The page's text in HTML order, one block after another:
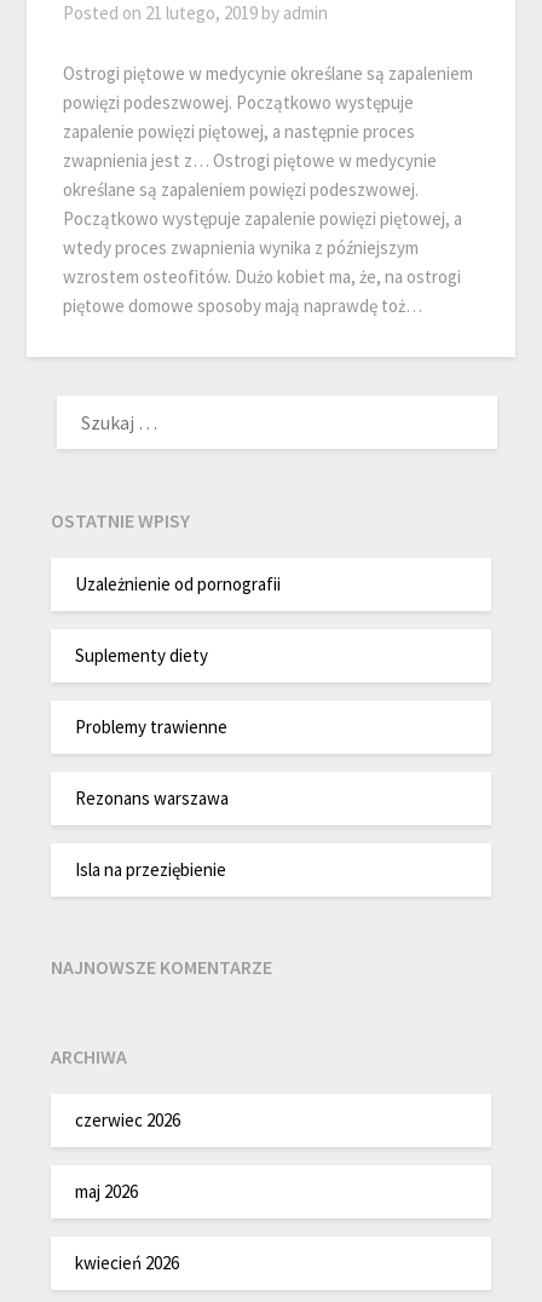
Posted on 21 lutego, 2019 by admin
Ostrogi piętowe w medycynie określane są zapaleniem
powięzi podeszwowej. Początkowo występuje
zapalenie powięzi piętowej, a następnie proces
zwapnienia jest z… Ostrogi piętowe w medycynie
określane są zapaleniem powięzi podeszwowej.
Początkowo występuje zapalenie powięzi piętowej, a
wtedy proces zwapnienia wynika z późniejszym
wzrostem osteofitów. Dużo kobiet ma, że, na ostrogi
piętowe domowe sposoby mają naprawdę toż…
OSTATNIE WPISY
Uzależnienie od pornografii
Suplementy diety
Problemy trawienne
Rezonans warszawa
Isla na przeziębienie
NAJNOWSZE KOMENTARZE
ARCHIWA
czerwiec 2026
maj 2026
kwiecień 2026